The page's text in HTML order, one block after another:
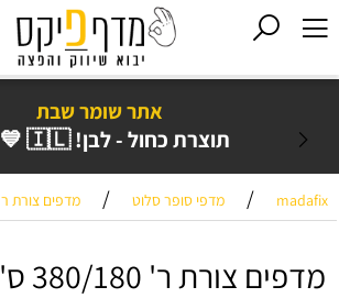
אתר שומר שבת
תוצרת כחול - לבן! 🇮🇱 💙🤍💪
madafix
/ מדפי סופר סלוט / מדפים צורת ר